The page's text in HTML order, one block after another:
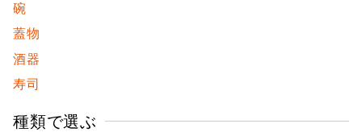
碗
蓋物
酒器
寿司
種類で選ぶ